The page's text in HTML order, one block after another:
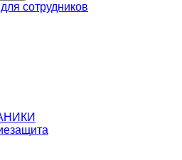
сотрудников